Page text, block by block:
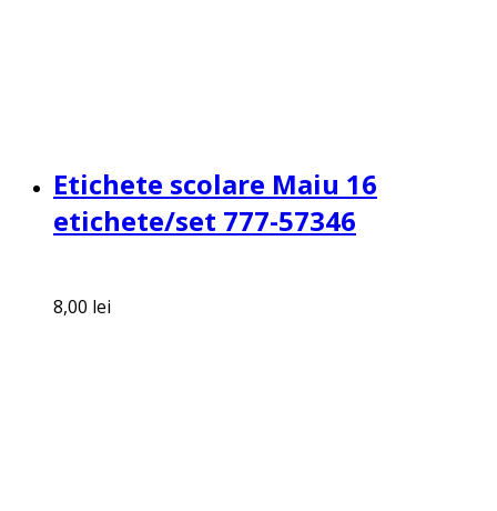
Etichete scolare Maiu 16
etichete/set 777-57346
8,00 lei